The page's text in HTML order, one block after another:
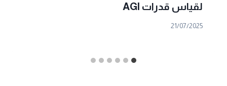
لقياس قدرات AGI
21/07/2025